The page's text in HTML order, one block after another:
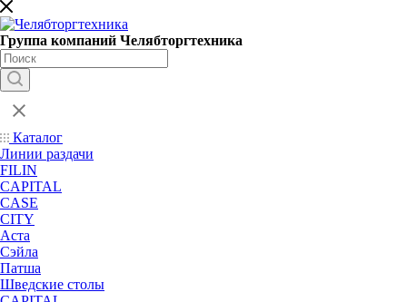
Группа компаний Челябторгтехника
Каталог
Линии раздачи
FILIN
CAPITAL
CASE
CITY
Аста
Сэйла
Патша
Шведские столы